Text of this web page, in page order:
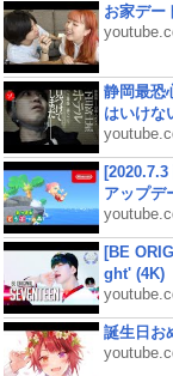
お家デー
静岡最恐
はいけな
アップデ
[BE
ght' (4K)
誕生日お